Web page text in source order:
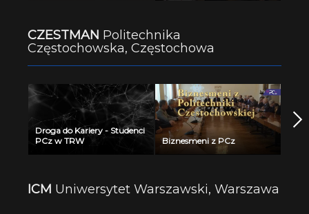
CZESTMAN Politechnika
Częstochowska, Częstochowa
Droga do Kariery - Studenci
PCz w TRW
Biznesmeni z PCz
ICM Uniwersytet Warszawski, Warszawa